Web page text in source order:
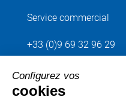
Service commercial
+33 (0)9 69 32 96 29
Envoyez votre demande
Configurez vos
cookies